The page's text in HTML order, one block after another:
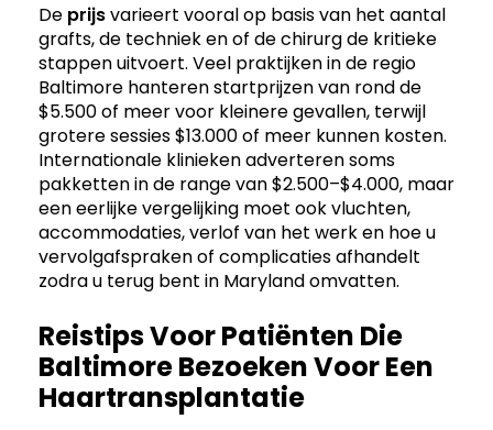
De prijsvarieert vooral op basis van het aantal
grafts, de techniek en of de chirurg de kritieke
stappen uitvoert. Veel praktijken in de regio
Baltimore hanteren startprijzen van rond de
$5.500 of meer voor kleinere gevallen, terwijl
grotere sessies $13.000 of meer kunnen kosten.
Internationale klinieken adverteren soms
pakketten in de range van $2.500–$4.000, maar
een eerlijke vergelijking moet ook vluchten,
accommodaties, verlof van het werk en hoe u
vervolgafspraken of complicaties afhandelt
zodra u terug bent in Maryland omvatten.
Reistips Voor Patiënten Die
Baltimore Bezoeken Voor Een
Haartransplantatie